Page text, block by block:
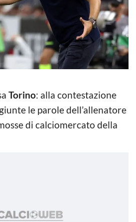
Torino: alla contestazione
le parole dell’allenatore
di calciomercato della